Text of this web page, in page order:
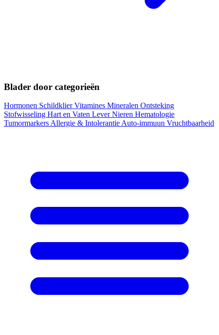
Blader door categorieën
Hormonen SchildklierVitamines Mineralen Ontsteking
Stofwisseling Hart en Vaten LeverNieren Hematologie
TumormarkersAllergie & IntolerantieAuto-immuun Vruchtbaarheid